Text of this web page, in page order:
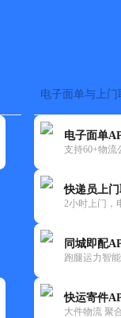
电子面单与上门
电子面单
支持60+物流
快递员上
2小时上门，
同城即配
跑腿运力智
快运寄件
大件物流 聚
快递网
快递时效